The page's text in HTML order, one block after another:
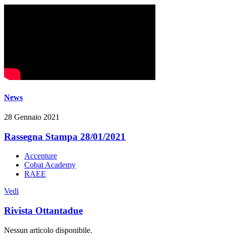
News
28 Gennaio 2021
Rassegna Stampa 28/01/2021
Accenture
Cobat Academy
RAEE
Vedi
Rivista Ottantadue
Nessun articolo disponibile.